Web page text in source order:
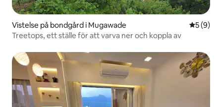
Vistelse på bondgård i Mugawade 5 av 5 i
5 (9)
Treetops, ett ställe för att varva ner och koppla av